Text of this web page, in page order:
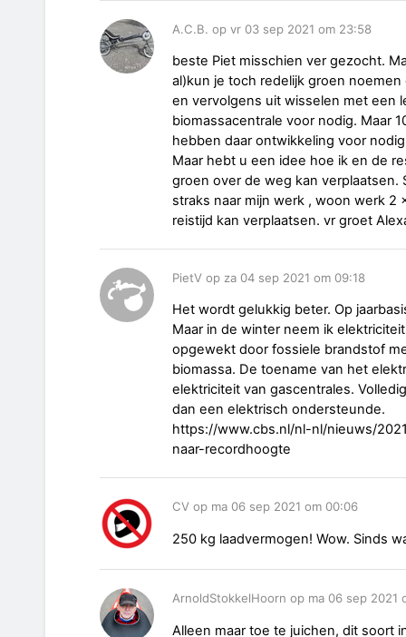
A.C.B. op vr 03 sep 2021 om 23:58
beste Piet misschien ver gezocht.
al)kun je toch redelijk groen
en vervolgens uit wisselen met een
biomassacentrale voor nodig. Maar
hebben daar ontwikkeling voor
Maar hebt u een idee hoe ik en de
groen over de weg kan verplaatsen.
straks naar mijn werk , woon werk
reistijd kan verplaatsen. vr groet
PietV op za 04 sep 2021 om 09:18
Het wordt gelukkig beter. Op
Maar in de winter neem ik
opgewekt door fossiele brandstof
biomassa. De toename van het
elektriciteit van gascentrales.
dan een elektrisch ondersteunde.
https://www.cbs.nl/nl-nl/nieuws/
naar-recordhoogte
CV op ma 06 sep 2021 om 00:06
250 kg laadvermogen! Wow. Sinds
ArnoldStokkelHoorn op ma 06 sep 2021
Alleen maar toe te juichen, dit soort